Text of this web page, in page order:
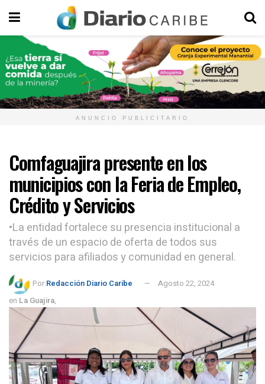
ANUNCIO PUBLICITARIO
Comfaguajira presente en los
municipios con la Feria de Empleo,
Crédito y Servicios
•La entidad fortalece su presencia institucional a
través de un espacio de oferta de todos sus
servicios para afiliados y comunidad en general.
Por:Redacción Diario Caribe
Agosto 22, 2024
en La Guajira,